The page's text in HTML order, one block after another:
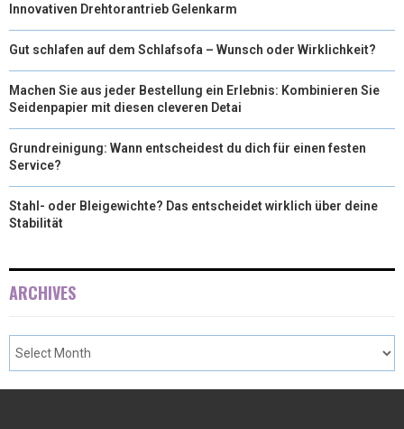
Innovativen Drehtorantrieb Gelenkarm
Gut schlafen auf dem Schlafsofa – Wunsch oder Wirklichkeit?
Machen Sie aus jeder Bestellung ein Erlebnis: Kombinieren Sie
Seidenpapier mit diesen cleveren Detai
Grundreinigung: Wann entscheidest du dich für einen festen
Service?
Stahl- oder Bleigewichte? Das entscheidet wirklich über deine
Stabilität
ARCHIVES